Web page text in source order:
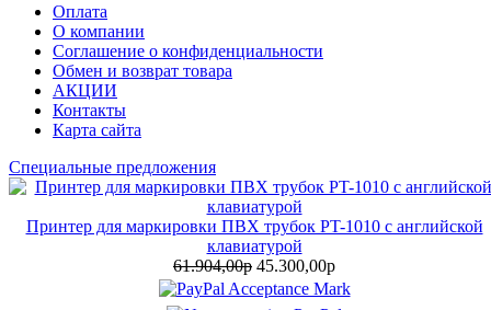
Оплата
О компании
Соглашение о конфиденциальности
Обмен и возврат товара
АКЦИИ
Контакты
Карта сайта
Специальные предложения
Принтер для маркировки ПВХ трубок PT-1010 с английской
клавиатурой
61.904,00р 45.300,00р